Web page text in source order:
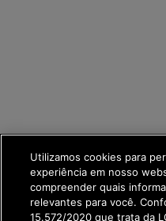
Utilizamos cookies para
experiência em nosso
compreender quais
relevantes para você.
15.572/2020 que trata da